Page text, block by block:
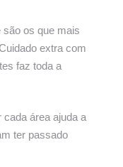
os que mais
extra com
faz toda a
cada área ajuda a
ter passado